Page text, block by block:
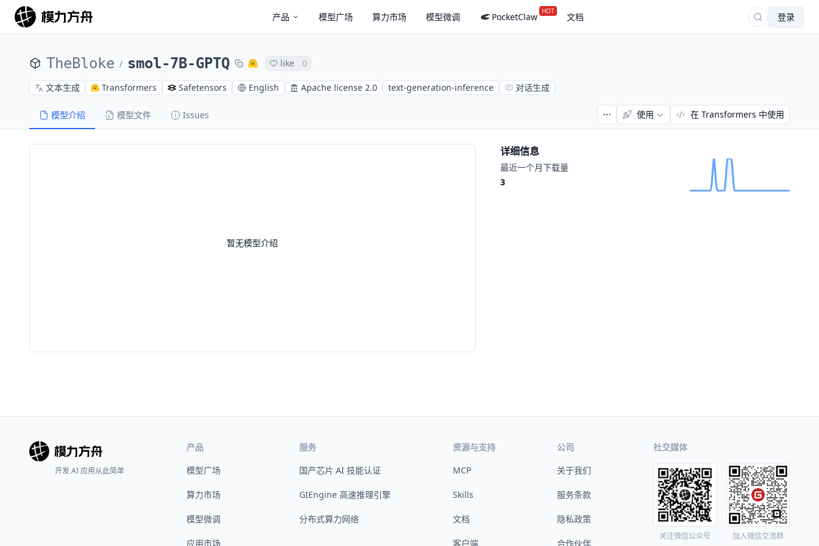
产品 模型广场 算力市场 模型微调 PocketClaw HOT 文档 登录
TheBloke / smol-7B-GPTQ like 0
文本生成 Transformers Safetensors English Apache license 2.0 text-generation-inference 对话生成
模型介绍 模型文件 Issues 使用 在 Transformers 中使用
暂无模型介绍
详细信息
最近一个月下载量
3
开发 AI 应用从此简单
产品
模型广场
算力市场
模型微调
应用市场
服务
国产芯片 AI 技能认证
GIEngine 高速推理引擎
分布式算力网络
资源与支持
MCP
Skills
文档
客户端
公司
关于我们
服务条款
隐私政策
合作伙伴
社交媒体
关注微信公众号 加入微信交流群